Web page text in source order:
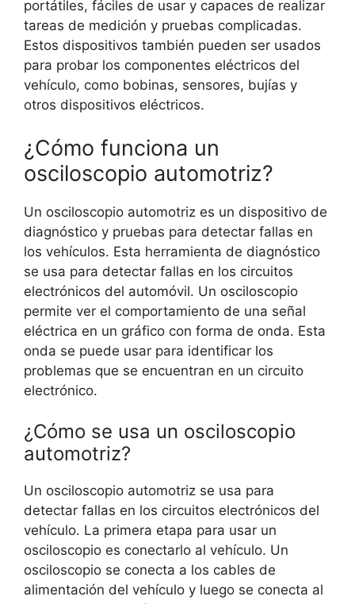
portátiles, fáciles de usar y capaces de realizar
tareas de medición y pruebas complicadas.
Estos dispositivos también pueden ser usados
para probar los componentes eléctricos del
vehículo, como bobinas, sensores, bujías y
otros dispositivos eléctricos.
¿Cómo funciona un
osciloscopio automotriz?
Un osciloscopio automotriz es un dispositivo de
diagnóstico y pruebas para detectar fallas en
los vehículos. Esta herramienta de diagnóstico
se usa para detectar fallas en los circuitos
electrónicos del automóvil. Un osciloscopio
permite ver el comportamiento de una señal
eléctrica en un gráfico con forma de onda. Esta
onda se puede usar para identificar los
problemas que se encuentran en un circuito
electrónico.
¿Cómo se usa un osciloscopio
automotriz?
Un osciloscopio automotriz se usa para
detectar fallas en los circuitos electrónicos del
vehículo. La primera etapa para usar un
osciloscopio es conectarlo al vehículo. Un
osciloscopio se conecta a los cables de
alimentación del vehículo y luego se conecta al